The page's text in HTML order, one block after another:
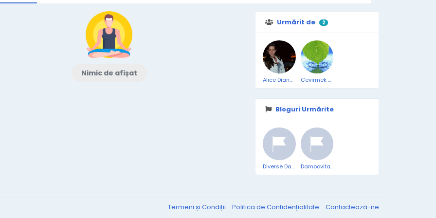
Urmărit de 2
Alice Diana Boboc Cevirmek Vasile
Bloguri Urmărite
Diverse Dambovita Dambovita mea
Nimic de afișat
Termeni și Condiții Politica de Confidențialitate Contactează-ne